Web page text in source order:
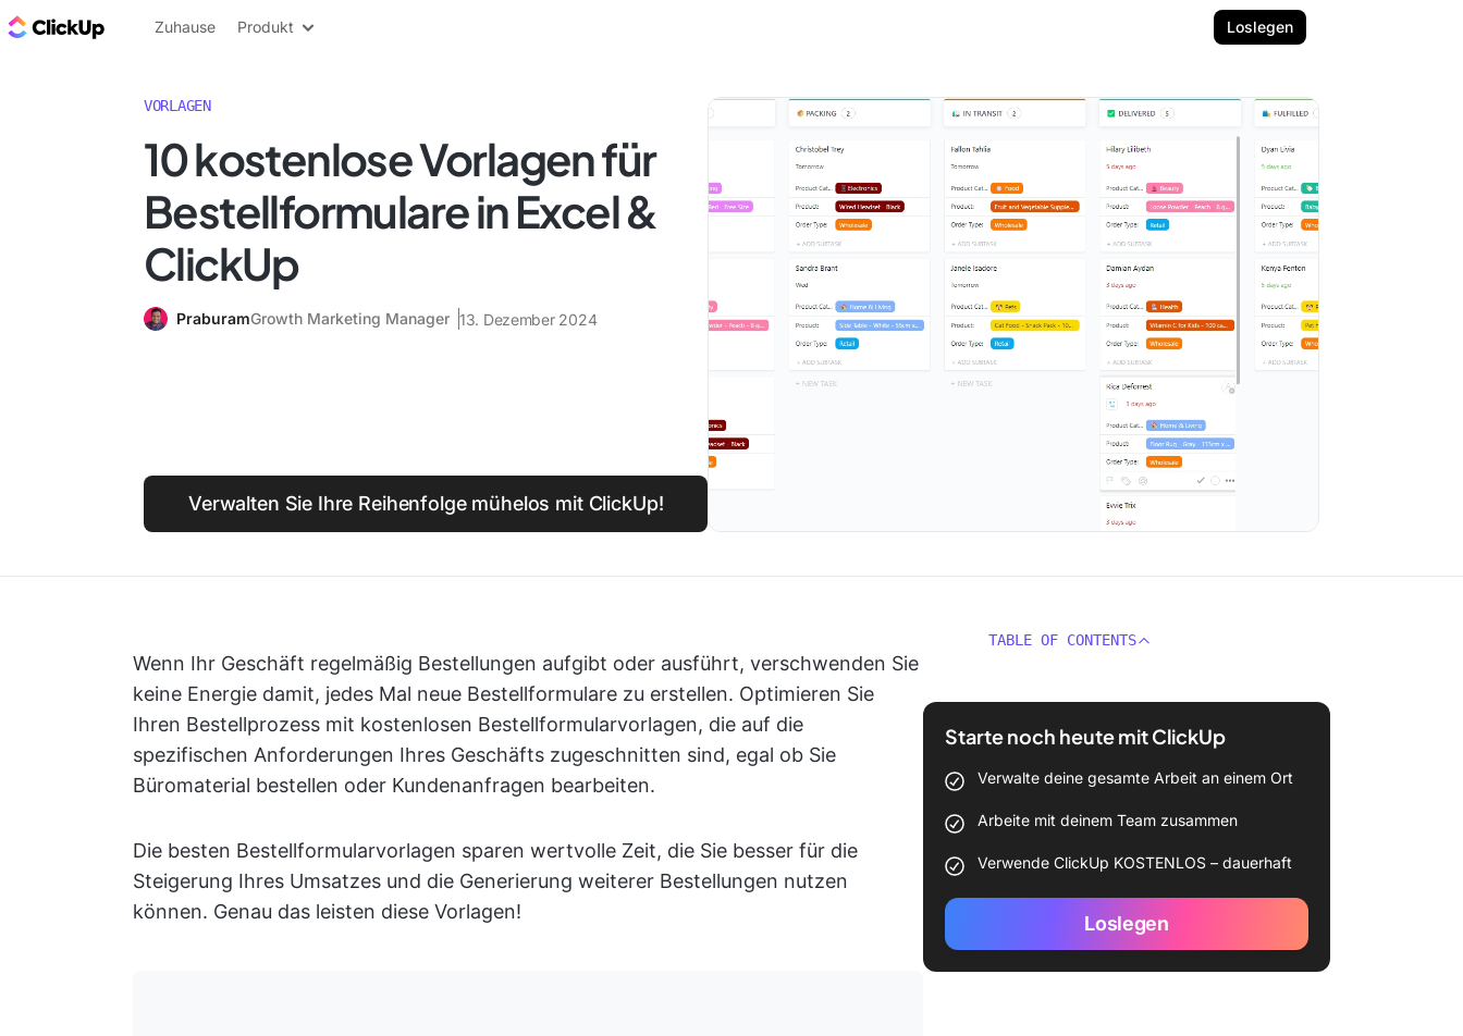
ClickUp Blog
Zuhause Produkt Loslegen
VORLAGEN
10 kostenlose Vorlagen für
Bestellformulare in Excel &
ClickUp
PraburamGrowth Marketing Manager 13. Dezember 2024
Verwalten Sie Ihre Reihenfolge mühelos mit ClickUp!
Wenn Ihr Geschäft regelmäßig Bestellungen aufgibt oder ausführt, verschwenden Sie
keine Energie damit, jedes Mal neue Bestellformulare zu erstellen. Optimieren Sie
Ihren Bestellprozess mit kostenlosen Bestellformularvorlagen, die auf die
spezifischen Anforderungen Ihres Geschäfts zugeschnitten sind, egal ob Sie
Büromaterial bestellen oder Kundenanfragen bearbeiten.
Die besten Bestellformularvorlagen sparen wertvolle Zeit, die Sie besser für die
Steigerung Ihres Umsatzes und die Generierung weiterer Bestellungen nutzen
können. Genau das leisten diese Vorlagen!
TABLE OF CONTENTS
Starte noch heute mit ClickUp
Verwalte deine gesamte Arbeit an einem Ort
Arbeite mit deinem Team zusammen
Verwende ClickUp KOSTENLOS – dauerhaft
Loslegen